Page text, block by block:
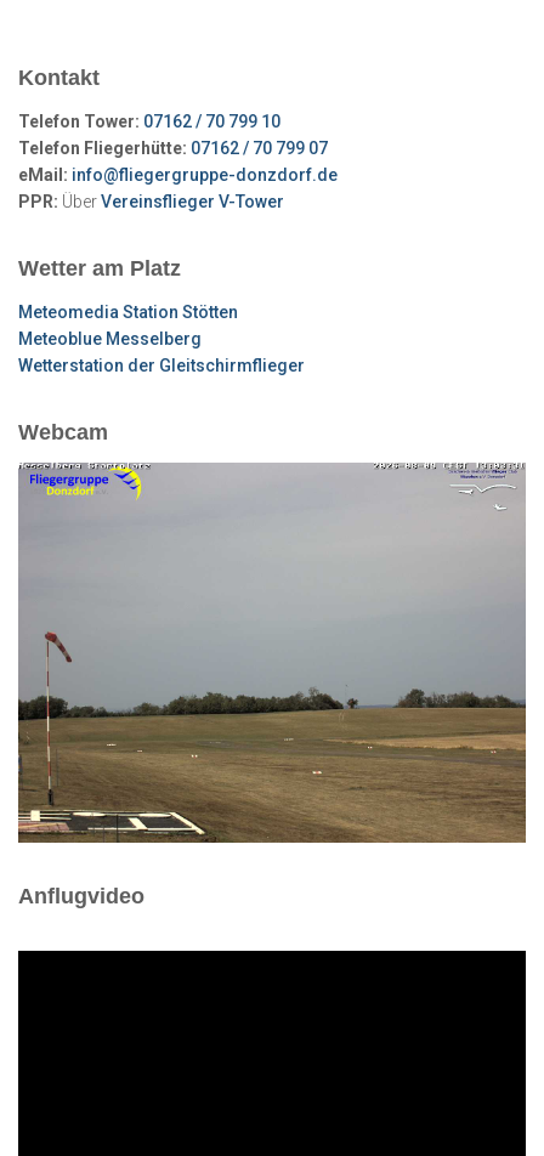
Kontakt
Telefon Tower: 07162 / 70 799 10
Telefon Fliegerhütte: 07162 / 70 799 07
eMail: info@fliegergruppe-donzdorf.de
PPR: ÜberVereinsflieger V-Tower
Wetter am Platz
Meteomedia Station Stötten
Meteoblue Messelberg
Wetterstation der Gleitschirmflieger
Webcam
Anflugvideo